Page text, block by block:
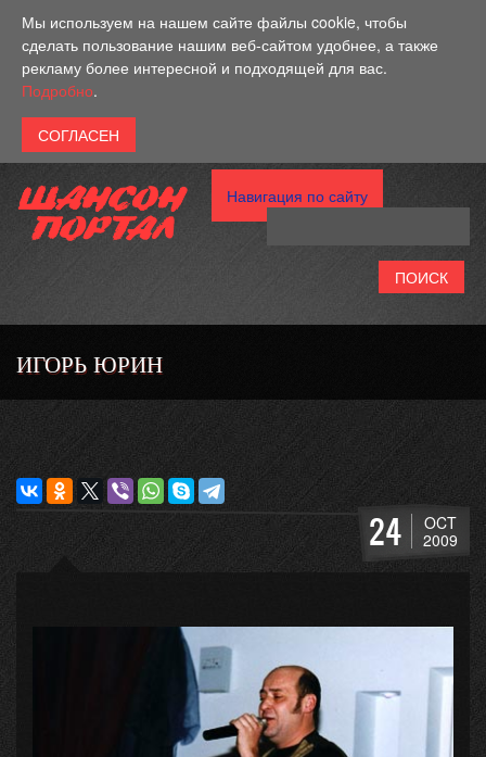
Мы используем на нашем сайте файлы cookie, чтобы
сделать пользование нашим веб-сайтом удобнее, а также
рекламу более интересной и подходящей для вас.
Подробно.
Навигация по сайту
ИГОРЬ ЮРИН
24
OCT
2009